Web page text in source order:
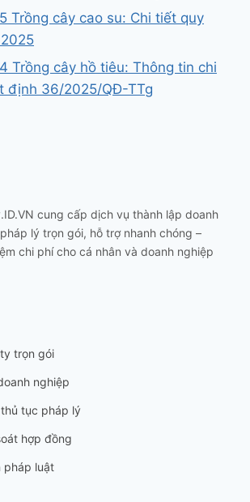
Trồng cây cao su: Chi tiết quy
Trồng cây hồ tiêu: Thông tin chi
định 36/2025/QĐ-TTg
cung cấp dịch vụ thành lập doanh
lý trọn gói, hỗ trợ nhanh chóng –
chi phí cho cá nhân và doanh nghiệp
trọn gói
nghiệp
tục pháp lý
hợp đồng
pháp luật